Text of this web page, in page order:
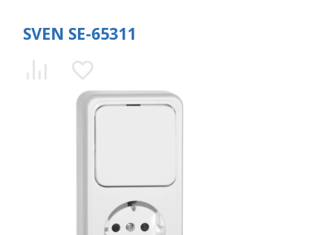
SVEN SE-65311